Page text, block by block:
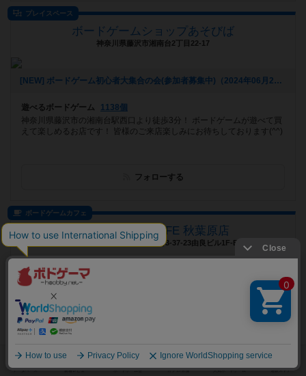
プレイスペース
ボードゲームショップあそびば
神奈川県藤沢市湘南台2丁目22-17
[NEW] ボードゲーム初心者大集合の会(参加者募集中)（2024年06月21日 09時28分）
遊べるボードゲーム
1138個
神奈川県藤沢市の湘南台駅西口より徒歩3分！ ボードゲームが遊べて買
えて楽しめるお店です！ 皆様のご来店楽しみにお待ちしております(^^)
フォローする
ボードゲームカフェ
JELLY JELLY CAFE 秋葉原店
東京都千代田区神田佐久間町3-37-23由良ビル1F-B
[NEW] 【秋葉原店】カルカソンヌ日本選手権 予選会【6月23日（日）】（2024年05月15日 15時55分）
遊べるボードゲーム
世界中のボードゲームで遊べるカフェ、JELLYJELLYCAFE秋葉原店で
す！